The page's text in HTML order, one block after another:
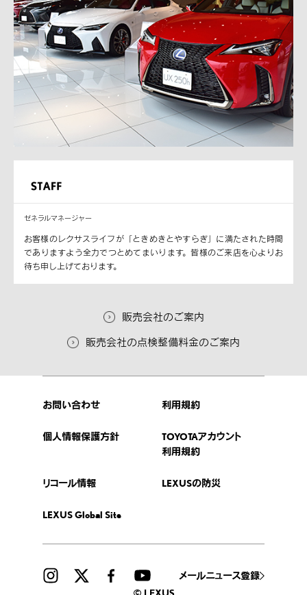
ゼネラルマネージャー
お客様のレクサスライフが「ときめきとやすらぎ」に満たされた時間
でありますよう全力でつとめてまいります。皆様のご来店を心よりお
待ち申し上げております。
販売会社のご案内
販売会社の点検整備料金のご案内
お問い合わせ 利用規約
個人情報保護方針
TOYOTAアカウント
利用規約
リコール情報 LEXUSの防災
LEXUS Global Site
メールニュース登録